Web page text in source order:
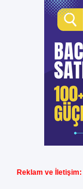
Reklam ve İletişim: